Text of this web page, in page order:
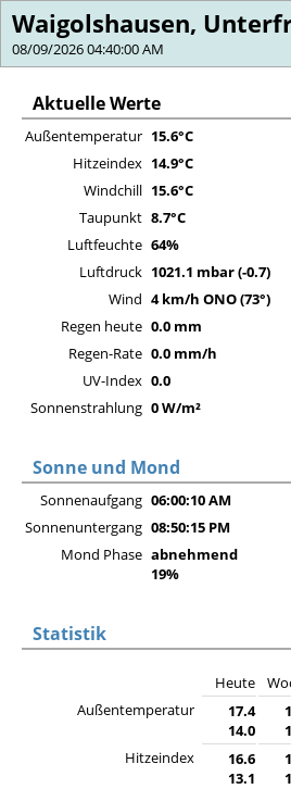
Waigolshausen,
08/09/2026 04:40:00 AM
Aktuelle Werte
Außentemperatur 15.6°C
Hitzeindex 14.9°C
Windchill 15.6°C
Taupunkt 8.7°C
Luftfeuchte 64%
Luftdruck 1021.1 mbar (-0.7)
Wind 4 km/h ONO (73°)
Regen heute 0.0 mm
Regen-Rate 0.0 mm/h
UV-Index 0.0
Sonnenstrahlung 0 W/m²
Sonne und Mond
Sonnenaufgang 06:00:10 AM
Sonnenuntergang 08:50:15 PM
Mond Phase abnehmend
19%
Statistik
Heute
Außentemperatur
17.4
14.0
Hitzeindex
16.6
13.1